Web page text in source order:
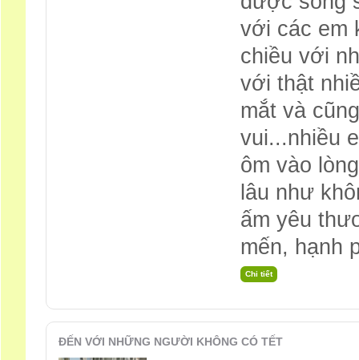
với các em
chiều với
với thật
mắt và
vui...nhiều
ôm vào
lâu như
ấm yêu
mến, hạnh
ĐẾN VỚI NHỮNG NGƯỜI KHÔNG CÓ TẾT